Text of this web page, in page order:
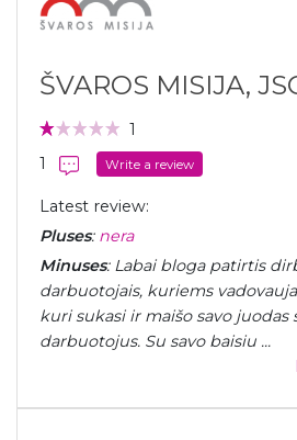
ŠVAROS MISIJA,
1
1
Write a review
Latest review:
Pluses: nera
Minuses: Labai bloga patirtis
darbuotojais, kuriems
kuri sukasi ir maišo savo juodas
darbuotojus. Su savo baisiu ...